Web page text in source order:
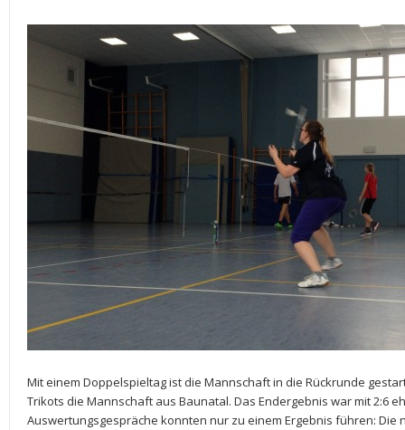
Mit einem Doppelspieltag ist die Mannschaft in die Rückrunde
Trikots die Mannschaft aus Baunatal. Das Endergebnis war mit 2:6
Auswertungsgespräche konnten nur zu einem Ergebnis führen: